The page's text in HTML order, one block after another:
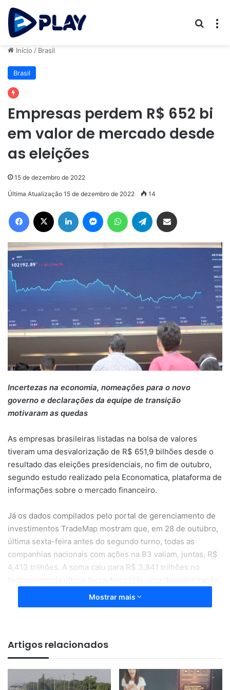
Início / Brasil
Brasil
Empresas perdem R$ 652 bi
em valor de mercado desde
as eleições
15 de dezembro de 2022
Última Atualização 15 de dezembro de 2022 14
Facebook Linkedin MessengerWhatsAppTelegram
Incertezas na economia, nomeações para o novo
governo e declarações da equipe de transição
motivaram as quedas
As empresas brasileiras listadas na bolsa de valores
tiveram uma desvalorização de R$ 651,9 bilhões desde o
resultado das eleições presidenciais, no fim de outubro,
segundo estudo realizado pela Economatica, plataforma de
informações sobre o mercado financeiro.
Já os dados compilados pelo portal de gerenciamento de
investimentos TradeMap mostram que, em 28 de outubro,
última sexta-feira antes do segundo turno, todas as
companhias nacionais com ações na B3 valiam, juntas, R$
4,413 trilhões. A soma caiu para R$ 3,841 trilhões no
total de R$ 571,86 bilhões.
bilhões em valor de mercado. Uma semana antes do dia 28
de outubro, as ações da Petrobras atingiram o valor mais
alto de sua história, e a estatal, que é a maior empresa
brasileira, chegou a valer R$ 520,60 bilhões. No mesmo
Mostrar mais
Artigos relacionados